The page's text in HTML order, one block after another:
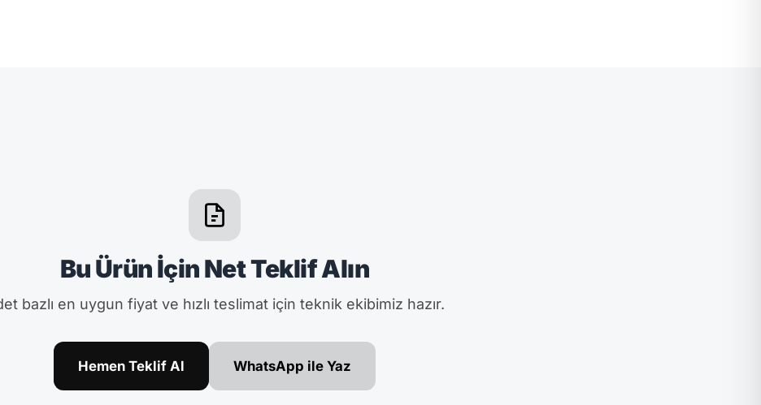
Bu Ürün İçin Net Teklif Alın
bazlı en uygun fiyat ve hızlı teslimat için teknik ekibimiz hazır.
Hemen Teklif Al WhatsApp ile Yaz